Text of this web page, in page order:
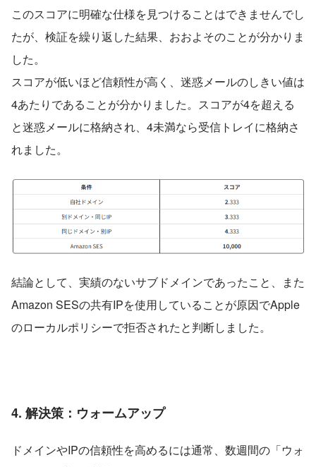
このスコアに明確な仕様を見つけることはできませんでし
たが、検証を繰り返した結果、おおよそのことが分かりま
した。
スコアが低いほど信頼性が高く、迷惑メールのしきい値は
4あたりであることが分かりました。スコアが4を超える
と迷惑メールに格納され、4未満なら受信トレイに格納さ
れました。
結論として、実績のないサブドメインであったこと、また
Amazon SESの共有IPを使用していることが原因でApple
のローカルポリシーで拒否されたと判断しました。
4. 解決策：ウォームアップ
ドメインやIPの信頼性を高めるには通常、数週間の「ウォ